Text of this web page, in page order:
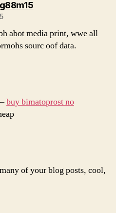
sagt:
abot media print, wwe all
sourc oof data.
buy bimatoprost no
of your blog posts, cool,